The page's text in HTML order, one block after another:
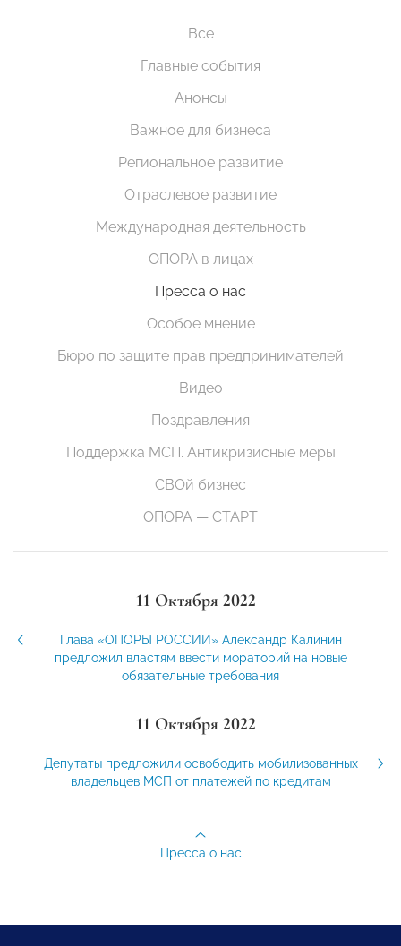
Все
Главные события
Анонсы
Важное для бизнеса
Региональное развитие
Отраслевое развитие
Международная деятельность
ОПОРА в лицах
Пресса о нас
Особое мнение
Бюро по защите прав предпринимателей
Видео
Поздравления
Поддержка МСП. Антикризисные меры
СВОй бизнес
ОПОРА — СТАРТ
11 Октября 2022
Глава «ОПОРЫ РОССИИ» Александр Калинин
предложил властям ввести мораторий на новые
обязательные требования
11 Октября 2022
Депутаты предложили освободить мобилизованных
владельцев МСП от платежей по кредитам
Пресса о нас